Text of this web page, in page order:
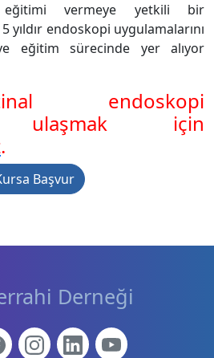
vermeye yetkili bir
yıldır endoskopi uygulamalarını
eğitim sürecinde yer alıyor
endoskopi
ulaşmak için
.
Başvur
Derneği